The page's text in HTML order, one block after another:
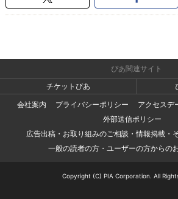
ぴあ関連サイト
チケットぴあ
会社案内
プライバシーポリシー
アクセスデ
外部送信ポリシー
広告出稿・お取り組みのご相談・情報掲載・
一般の読者の方・ユーザーの方からの
Copyright (C) PIA Corporation. All